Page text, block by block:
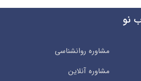
نو
مشاوره روانشناسی
مشاوره آنلاین